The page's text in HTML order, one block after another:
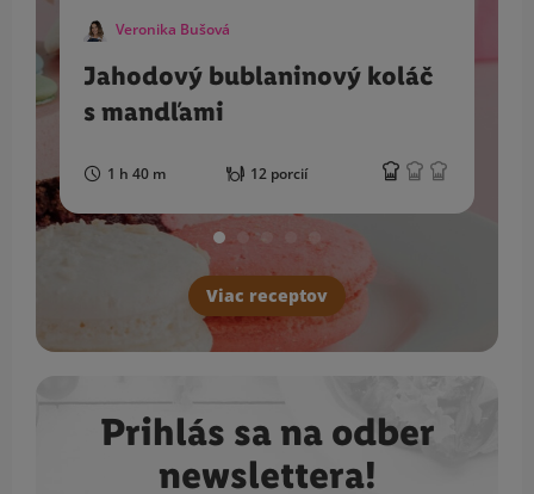
Veronika Bušová
Jahodový bublaninový koláč
s mandľami
1 h 40 m 12 porcií
Viac receptov
Prihlás sa na odber
newslettera!